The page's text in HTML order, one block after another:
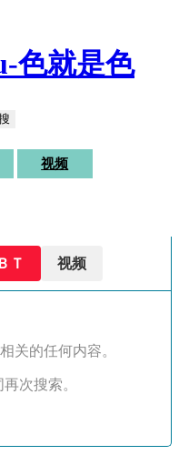
色就是色
视频
ＢＴ 视频
关的任何内容。
次搜索。